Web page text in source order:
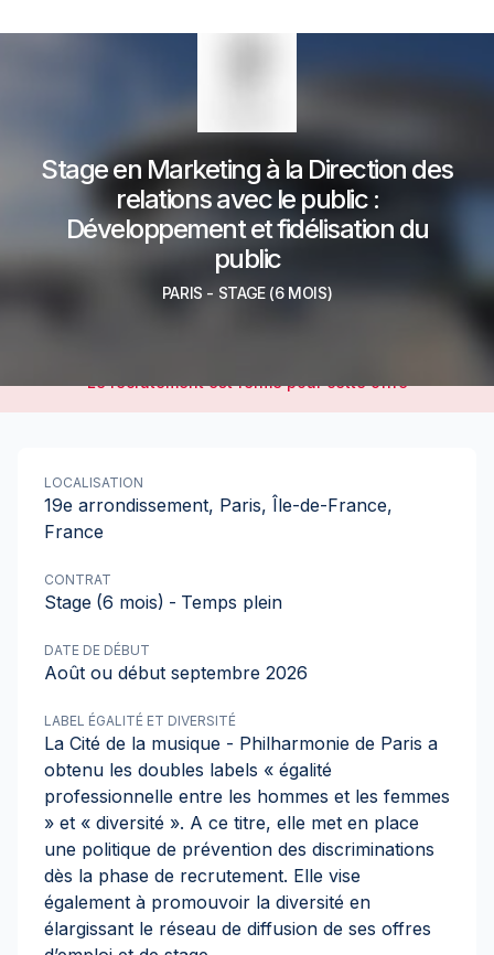
Stage en Marketing à la Direction des
relations avec le public :
Développement et fidélisation du
public
PARIS - STAGE(6 MOIS)
Le recrutement est fermé pour cette offre
LOCALISATION
19e arrondissement, Paris, Île-de-France,
France
CONTRAT
Stage (6 mois) - Temps plein
DATE DE DÉBUT
Août ou début septembre 2026
LABEL ÉGALITÉ ET DIVERSITÉ
La Cité de la musique - Philharmonie de Paris a
obtenu les doubles labels « égalité
professionnelle entre les hommes et les femmes
» et « diversité ». A ce titre, elle met en place
une politique de prévention des discriminations
dès la phase de recrutement. Elle vise
également à promouvoir la diversité en
élargissant le réseau de diffusion de ses offres